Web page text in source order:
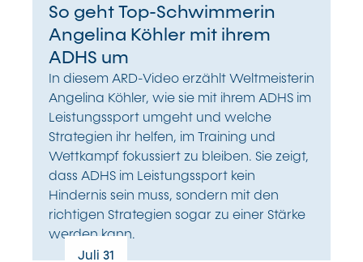
So geht Top-Schwimmerin
Angelina Köhler mit ihrem
ADHS um
In diesem ARD-Video erzählt Weltmeisterin
Angelina Köhler, wie sie mit ihrem ADHS im
Leistungssport umgeht und welche
Strategien ihr helfen, im Training und
Wettkampf fokussiert zu bleiben. Sie zeigt,
dass ADHS im Leistungssport kein
Hindernis sein muss, sondern mit den
richtigen Strategien sogar zu einer Stärke
werden kann.
Juli 31